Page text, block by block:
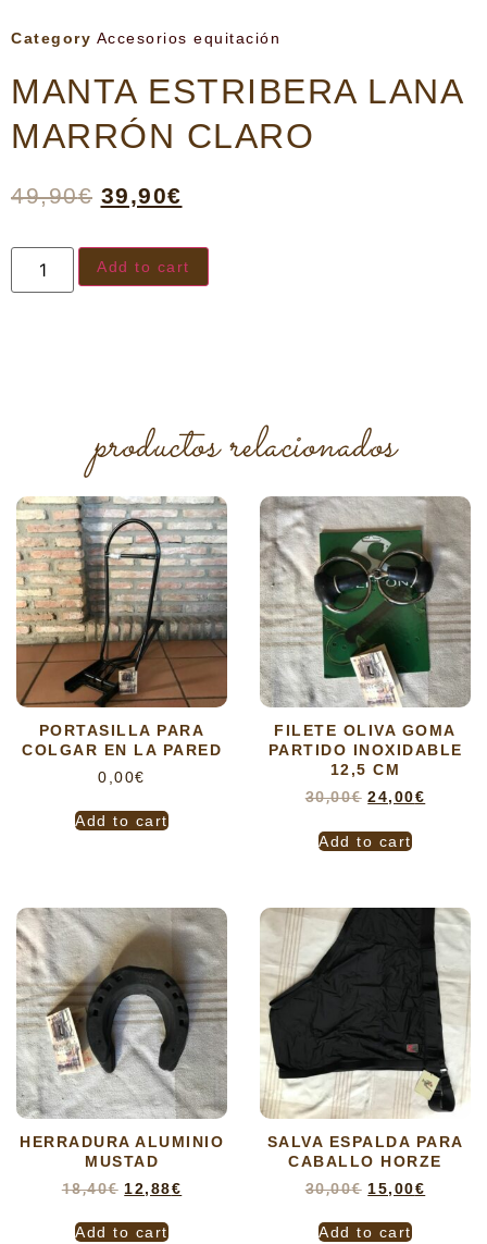
Category Accesorios equitación
MANTA ESTRIBERA LANA
MARRÓN CLARO
49,90€ 39,90€
Add to cart
productos relacionados
PORTASILLA PARA
COLGAR EN LA PARED
0,00€
Add to cart
FILETE OLIVA GOMA
PARTIDO INOXIDABLE
12,5 CM
30,00€ 24,00€
Add to cart
HERRADURA ALUMINIO
MUSTAD
18,40€ 12,88€
Add to cart
SALVA ESPALDA PARA
CABALLO HORZE
30,00€ 15,00€
Add to cart